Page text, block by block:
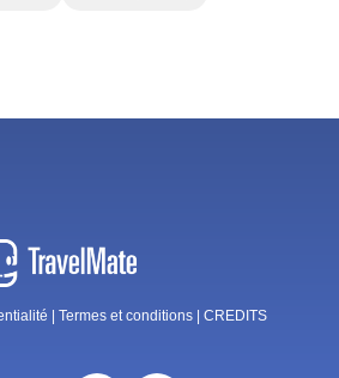
Termes et conditions CREDITS